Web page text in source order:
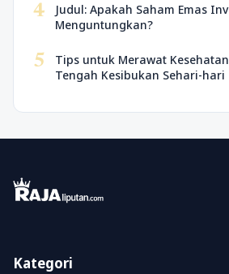
4
Judul: Apakah Saham Emas
Menguntungkan?
5
Tips untuk Merawat
Tengah Kesibukan Sehari-hari
Kategori